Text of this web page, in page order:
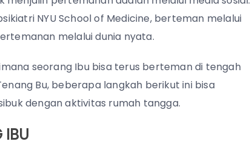
NYU School of Medicine, berteman melalui
melalui dunia nyata.
seorang Ibu bisa terus berteman di tengah
Bu, beberapa langkah berikut ini bisa
dengan aktivitas rumah tangga.
IBU